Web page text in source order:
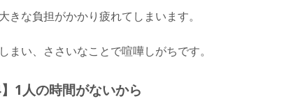
な負担がかかり疲れてしまいます。
しまい、ささいなことで喧嘩しがちです。
1人の時間がないから